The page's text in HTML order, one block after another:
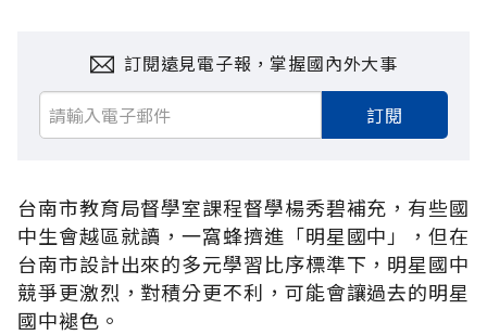
訂閱遠見電子報，掌握國內外大事
訂閱
台南市教育局督學室課程督學楊秀碧補充，有些國
中生會越區就讀，一窩蜂擠進「明星國中」，但在
台南市設計出來的多元學習比序標準下，明星國中
競爭更激烈，對積分更不利，可能會讓過去的明星
國中褪色。